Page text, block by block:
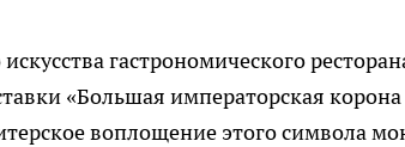
гастрономического
«Большая императорская
воплощение этого символа